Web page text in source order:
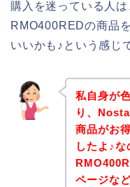
購入を迷っている人
RMO400REDの商品
いいかも♪という感じ
私自身が
り、
商品がお
したよ♪
ページな